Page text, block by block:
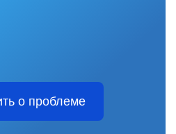
о проблеме